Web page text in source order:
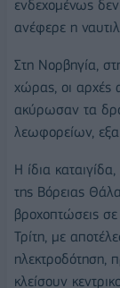
ενδεχομένως
ανέφερε η
Στη Νορβηγία,
χώρας, οι αρχές
ακύρωσαν τα
λεωφορείων,
Η ίδια
της Βόρειας
βροχοπτώσεις
Τρίτη, με
ηλεκτροδότηση,
κλείσουν